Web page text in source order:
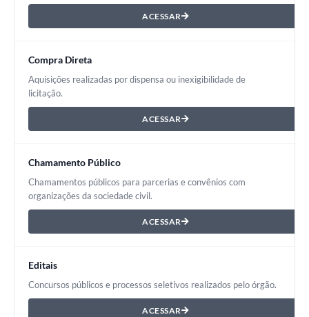
ACESSAR
Compra Direta
Aquisições realizadas por dispensa ou inexigibilidade de
licitação.
ACESSAR
Chamamento Público
Chamamentos públicos para parcerias e convênios com
organizações da sociedade civil.
ACESSAR
Editais
Concursos públicos e processos seletivos realizados pelo órgão.
ACESSAR